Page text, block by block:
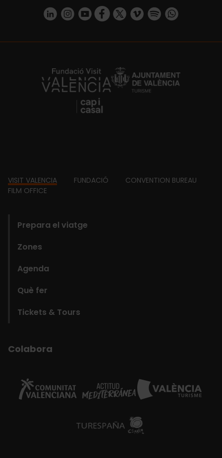
https://www.linkedin.com/company/turismo-valencia/mycompany/
https://www.instagram.com/visit_valencia/
https://www.youtube.com/user/
https://www.facebook.com/
https://twitter.com/
https://vimeo.com/
https://https://api.whatsapp.com/
https://fundacion.visitvalencia.com/
Footer
VISIT VALENCIA FUNDACIÓ
CONVENTION BUREAU
FILM OFFICE
Prepara el viatge
Zones
Agenda
Què fer
Tickets & Tours
Colabora